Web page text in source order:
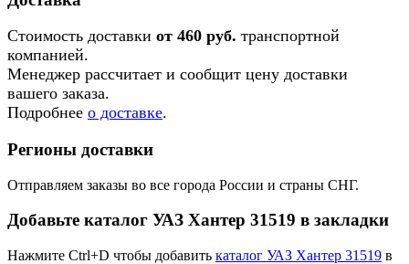
Стоимость доставки от 460 руб. транспортной
компанией.
Менеджер рассчитает и сообщит цену доставки
вашего заказа.
Подробнее о доставке.
Регионы доставки
Отправляем заказы во все города России и страны СНГ.
Добавьте каталог УАЗ Хантер 31519 в закладки
Нажмите Ctrl+D чтобы добавить каталог УАЗ Хантер 31519 в